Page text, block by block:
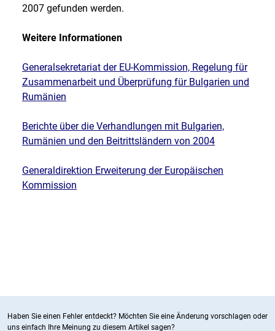
2007 gefunden werden.
Weitere Informationen
Generalsekretariat der EU-Kommission, Regelung für
Zusammenarbeit und Überprüfung für Bulgarien und
Rumänien
Berichte über die Verhandlungen mit Bulgarien,
Rumänien und den Beitrittsländern von 2004
Generaldirektion Erweiterung der Europäischen
Kommission
Haben Sie einen Fehler entdeckt? Möchten Sie eine Änderung vorschlagen oder
uns einfach Ihre Meinung zu diesem Artikel sagen?